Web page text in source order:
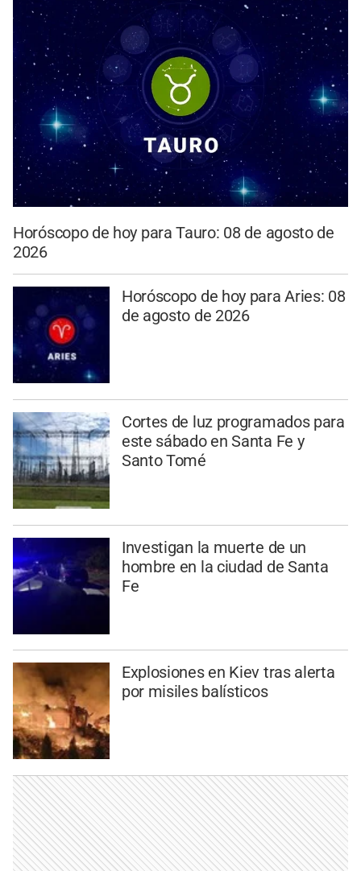
Horóscopo de hoy para Tauro: 08 de agosto de
2026
Horóscopo de hoy para Aries: 08
de agosto de 2026
Cortes de luz programados para
este sábado en Santa Fe y
Santo Tomé
Investigan la muerte de un
hombre en la ciudad de Santa
Fe
Explosiones en Kiev tras alerta
por misiles balísticos